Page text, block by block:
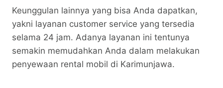
Keunggulan lainnya yang bisa Anda dapatkan,
yakni layanan customer service yang tersedia
selama 24 jam. Adanya layanan ini tentunya
semakin memudahkan Anda dalam melakukan
penyewaan rental mobil di Karimunjawa.